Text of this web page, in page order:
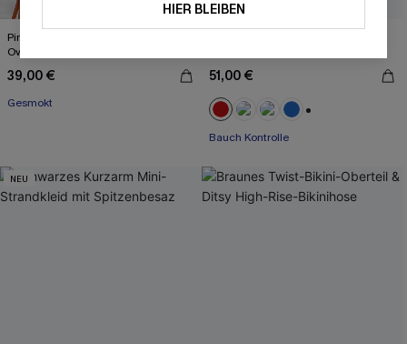
Pink Abstrakter Tiefer Ausschnitt
Overall
39,00 €
Mit Gratis-Maßband
Gesmokt
51,00 €
Bauch Kontrolle
NEU
HIER BLEIBEN